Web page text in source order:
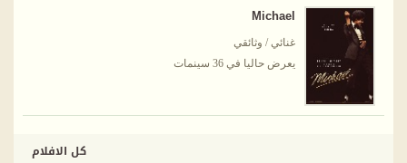
Michael
غنائي / وثائقي
يعرض حاليا في 36 سينمات
كل الافلام